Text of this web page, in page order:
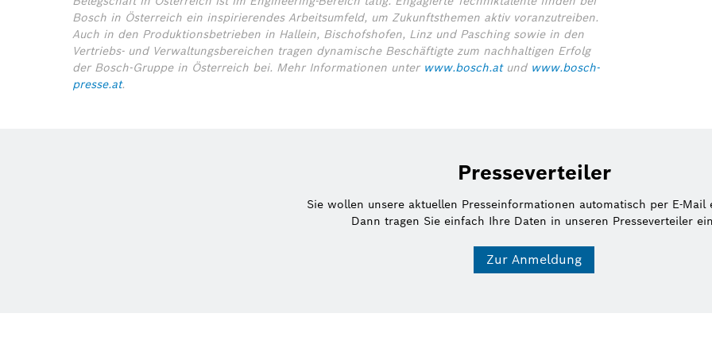
Bosch in Österreich ein inspirierendes Arbeitsumfeld, um Zukunftsthemen aktiv voranzutreiben.
Auch in den Produktionsbetrieben in Hallein, Bischofshofen, Linz und Pasching sowie in den
Vertriebs- und Verwaltungsbereichen tragen dynamische Beschäftigte zum nachhaltigen Erfolg
der Bosch-Gruppe in Österreich bei. Mehr Informationen unter www.bosch.atund www.bosch-
presse.at.
Presseverteiler
Sie wollen unsere aktuellen Presseinformationen automatisch per E-Mail
Dann tragen Sie einfach Ihre Daten in unseren Presseverteiler
Zur Anmeldung